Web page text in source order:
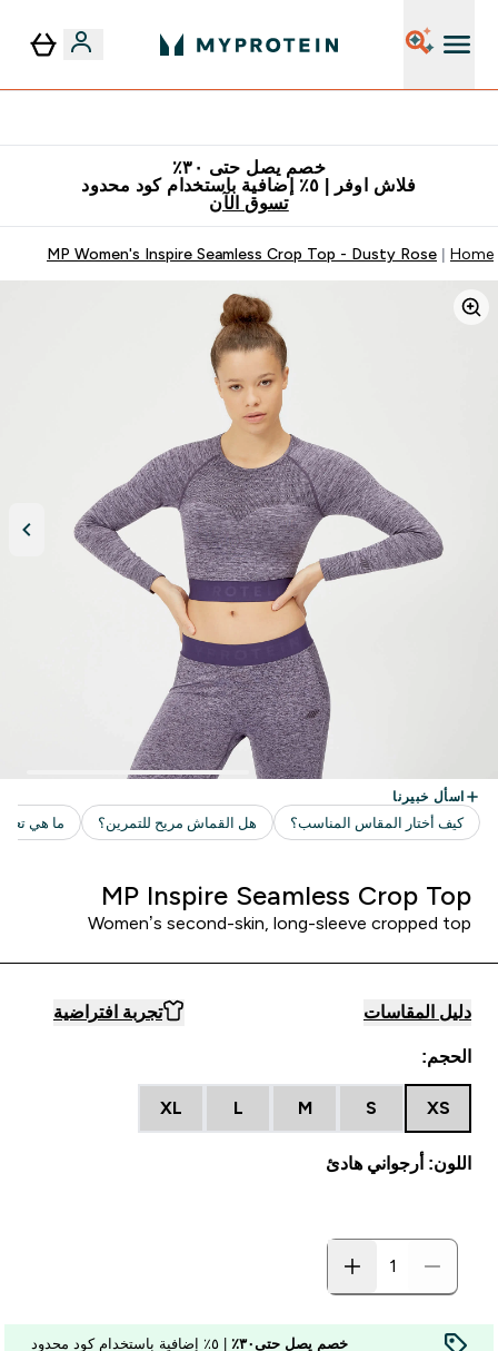
خصم يصل حتى ٣٠٪
فلاش اوفر | ٥٪ إضافية باستخدام كود محدود
تسوق الآن
Home
MP Women's Inspire Seamless Crop Top - Dusty Rose
MP Inspire Seamless Crop Top
Women’s second-skin, long-sleeve cropped top
دليل المقاسات تجربة افتراضية
الحجم:
XS
S
M
L
XL
اللون: أرجواني هادئ
خصم يصل حتى٣٠٪